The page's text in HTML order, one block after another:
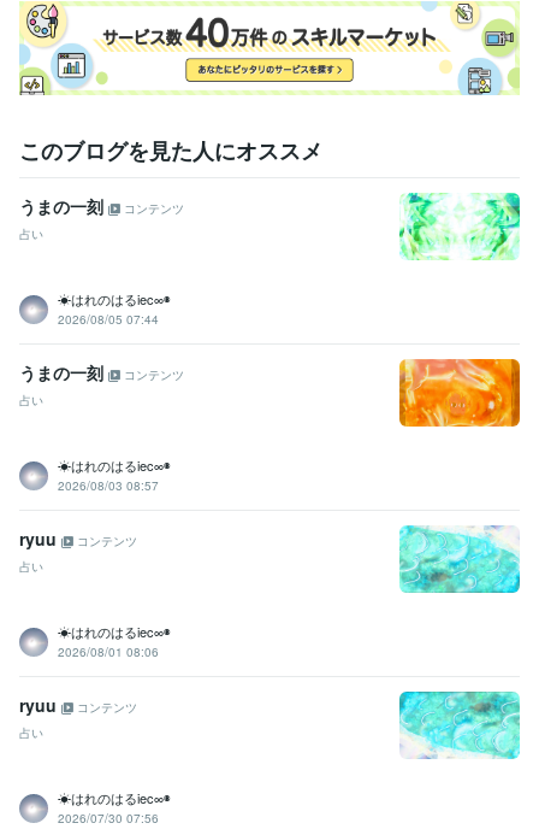
水晶✦植物✦香り✦キャンドルなどで浄化した私の個人オフィスでお待ち
いたしております∞*＊♥️
得意分野
占い タロット水晶占い
このブログを見た人にオススメ
うまの一刻
コンテンツ
占い
☀はれのはるiec∞◉
2026/08/05 07:44
うまの一刻
コンテンツ
占い
☀はれのはるiec∞◉
2026/08/03 08:57
ryuu
コンテンツ
占い
☀はれのはるiec∞◉
2026/08/01 08:06
ryuu
コンテンツ
占い
☀はれのはるiec∞◉
2026/07/30 07:56